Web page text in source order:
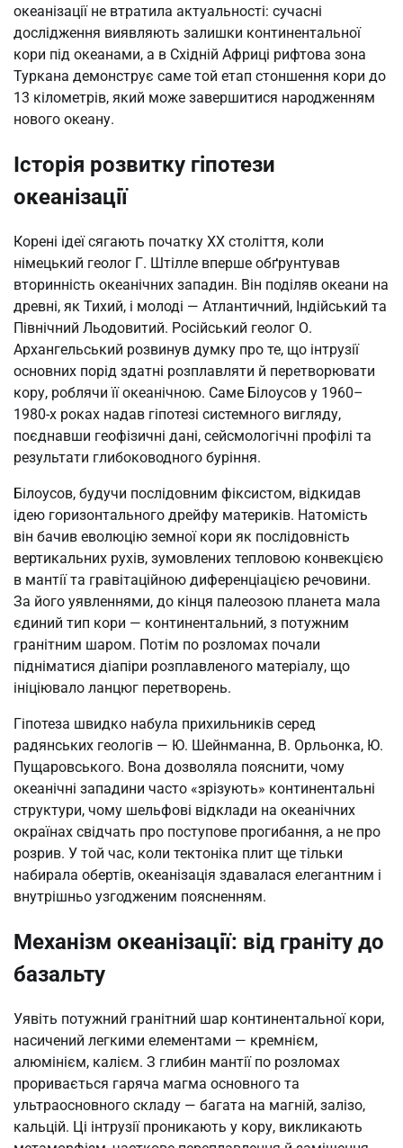
океанізації не втратила актуальності: сучасні
дослідження виявляють залишки континентальної
кори під океанами, а в Східній Африці рифтова зона
Туркана демонструє саме той етап стоншення кори до
13 кілометрів, який може завершитися народженням
нового океану.
Історія розвитку гіпотези
океанізації
Корені ідеї сягають початку XX століття, коли
німецький геолог Г. Штілле вперше обґрунтував
вторинність океанічних западин. Він поділяв океани на
древні, як Тихий, і молоді — Атлантичний, Індійський та
Північний Льодовитий. Російський геолог О.
Архангельський розвинув думку про те, що інтрузії
основних порід здатні розплавляти й перетворювати
кору, роблячи її океанічною. Саме Білоусов у 1960–
1980-х роках надав гіпотезі системного вигляду,
поєднавши геофізичні дані, сейсмологічні профілі та
результати глибоководного буріння.
Білоусов, будучи послідовним фіксистом, відкидав
ідею горизонтального дрейфу материків. Натомість
він бачив еволюцію земної кори як послідовність
вертикальних рухів, зумовлених тепловою конвекцією
в мантії та гравітаційною диференціацією речовини.
За його уявленнями, до кінця палеозою планета мала
єдиний тип кори — континентальний, з потужним
гранітним шаром. Потім по розломах почали
підніматися діапіри розплавленого матеріалу, що
ініціювало ланцюг перетворень.
Гіпотеза швидко набула прихильників серед
радянських геологів — Ю. Шейнманна, В. Орльонка, Ю.
Пущаровського. Вона дозволяла пояснити, чому
океанічні западини часто «зрізують» континентальні
структури, чому шельфові відклади на океанічних
окраїнах свідчать про поступове прогибання, а не про
розрив. У той час, коли тектоніка плит ще тільки
набирала обертів, океанізація здавалася елегантним і
внутрішньо узгодженим поясненням.
Механізм океанізації: від граніту до
базальту
Уявіть потужний гранітний шар континентальної кори,
насичений легкими елементами — кремнієм,
алюмінієм, калієм. З глибин мантії по розломах
проривається гаряча магма основного та
ультраосновного складу — багата на магній, залізо,
кальцій. Ці інтрузії проникають у кору, викликають